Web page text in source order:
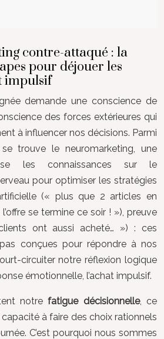
contre-attaqué : la
pour déjouer les
impulsif
demande une conscience de
des forces extérieures qui
à influencer nos décisions. Parmi
trouve le neuromarketing, une
les connaissances sur le
pour optimiser les stratégies
(« plus que 2 articles en
se termine ce soir ! »), preuve
ont aussi acheté… ») : ces
conçues pour répondre à nos
circuiter notre réflexion logique
émotionnelle, l’achat impulsif.
notrefatigue décisionnelle, ce
à faire des choix rationnels
C’est pourquoi nous sommes